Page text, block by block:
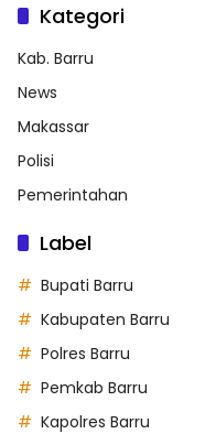
Kategori
Kab. Barru
News
Makassar
Polisi
Pemerintahan
Label
Bupati Barru
Kabupaten Barru
Polres Barru
Pemkab Barru
Kapolres Barru